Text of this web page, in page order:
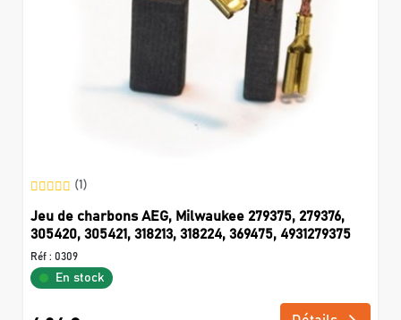
(1)
Jeu de charbons AEG, Milwaukee 279375, 279376,
305420, 305421, 318213, 318224, 369475, 4931279375
Réf : 0309
En stock